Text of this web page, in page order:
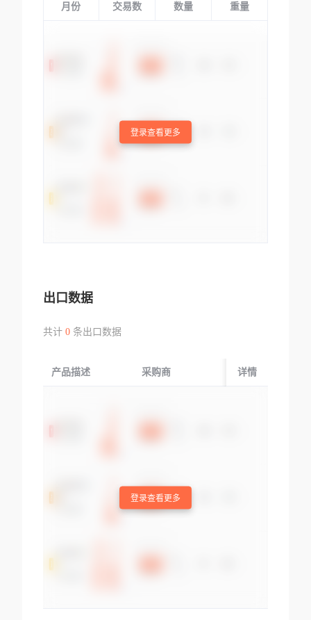
月份 交易数 数量 重量
登录查看更多
出口数据
共计 0条出口数据
产品描述 采购商 起运国/地区
详情
登录查看更多